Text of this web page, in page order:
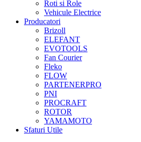
Roti si Role
Vehicule Electrice
Producatori
Brizoll
ELEFANT
EVOTOOLS
Fan Courier
Fleko
FLOW
PARTENERPRO
PNI
PROCRAFT
ROTOR
YAMAMOTO
Sfaturi Utile